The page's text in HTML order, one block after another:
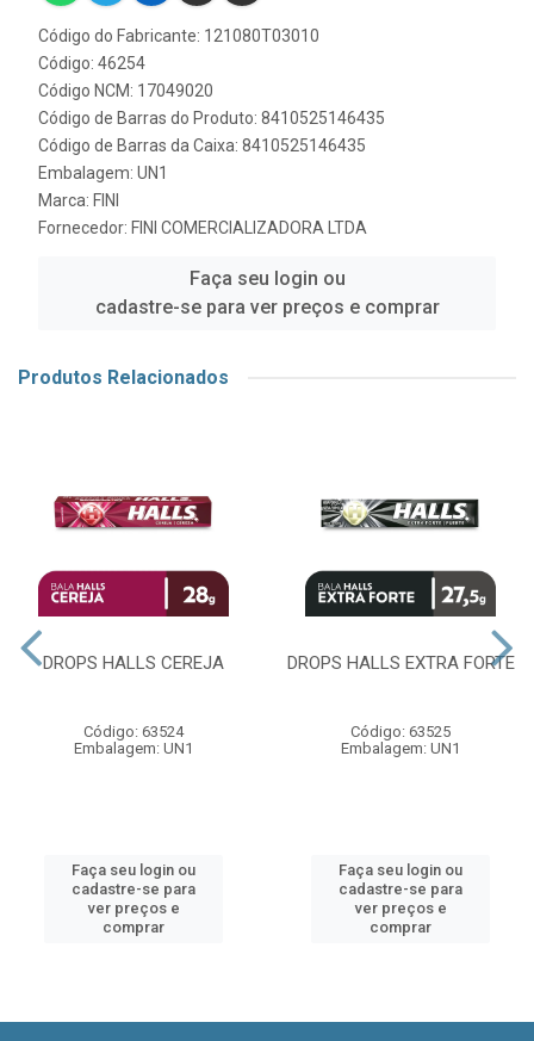
Código do Fabricante: 121080T03010
Código: 46254
Código NCM: 17049020
Código de Barras do Produto: 8410525146435
Código de Barras da Caixa: 8410525146435
Embalagem: UN1
Marca: FINI
Fornecedor: FINI COMERCIALIZADORA LTDA
Faça seu login ou
cadastre-se para ver preços e comprar
Produtos Relacionados
DROPS HALLS CEREJA
Código: 63524
Embalagem: UN1
Faça seu login ou
cadastre-se para
ver preços e
comprar
DROPS HALLS EXTRA FORTE
Código: 63525
Embalagem: UN1
Faça seu login ou
cadastre-se para
ver preços e
comprar